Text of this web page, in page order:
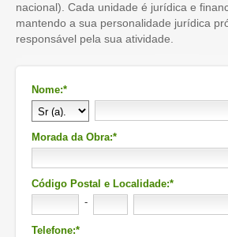
nacional). Cada unidade é jurídica e
mantendo a sua personalidade jurídica
responsável pela sua atividade.
Nome:*
Morada da Obra:*
Código Postal e Localidade:*
-
Telefone:*